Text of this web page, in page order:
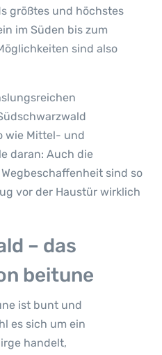
größtes und höchstes
im Süden bis zum
sind also
wie Mittel- und
daran: Auch die
sind so
vor der Haustür wirklich
– das
beitune
ist bunt und
es sich um ein
handelt,